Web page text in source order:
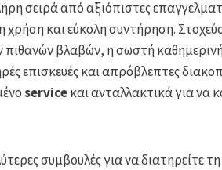
σειρά από αξιόπιστες
χρήση και εύκολη συντήρηση.
βλαβών, η σωστή
επισκευές και απρόβλεπτες
serviceκαι ανταλλακτικά για να
συμβουλές για να διατηρείτε